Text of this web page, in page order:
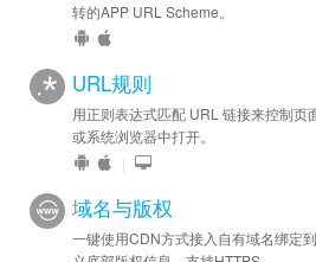
转的APP URL Scheme。
URL规则
用正则表达式匹配 URL 链接来控制页
或系统浏览器中打开。
|
域名与版权
一键使用CDN方式接入自有域名绑定